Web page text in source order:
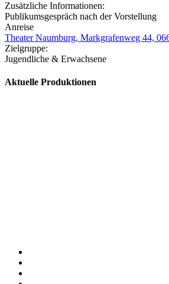
Zusätzliche Informationen:
Publikumsgespräch nach der Vorstellung
Anreise
Theater Naumburg, Markgrafenweg 44,
Zielgruppe:
Jugendliche & Erwachsene
Aktuelle Produktionen